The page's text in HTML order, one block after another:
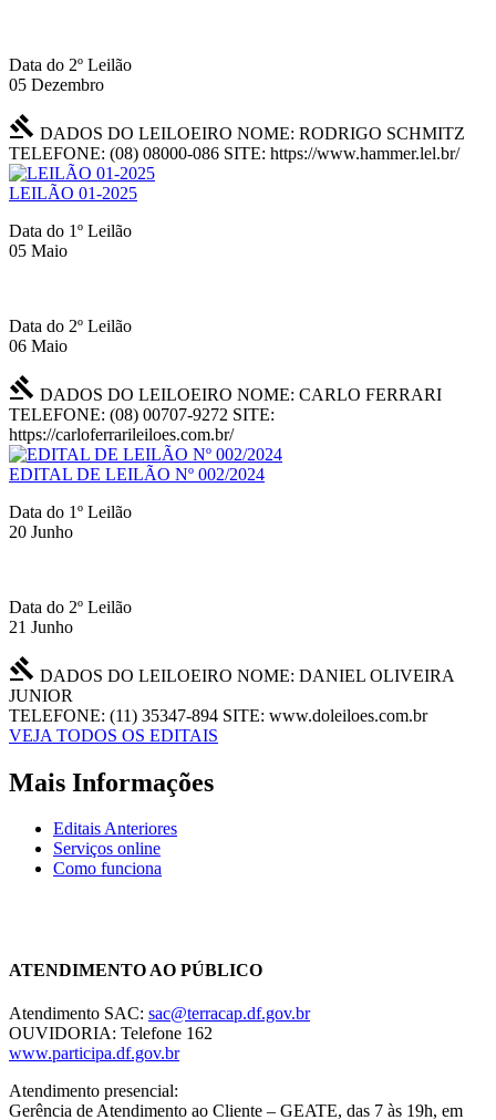
Data do 2º Leilão
05 Dezembro
gavel DADOS DO LEILOEIRO NOME: RODRIGO SCHMITZ
TELEFONE: (08) 08000-086 SITE: https://www.hammer.lel.br/
LEILÃO 01-2025
Data do 1º Leilão
05 Maio
Data do 2º Leilão
06 Maio
gavel DADOS DO LEILOEIRO NOME: CARLO FERRARI
TELEFONE: (08) 00707-9272 SITE:
https://carloferrarileiloes.com.br/
EDITAL DE LEILÃO Nº 002/2024
Data do 1º Leilão
20 Junho
Data do 2º Leilão
21 Junho
gavel DADOS DO LEILOEIRO NOME: DANIEL OLIVEIRA
JUNIOR
TELEFONE: (11) 35347-894 SITE: www.doleiloes.com.br
VEJA TODOS OS EDITAIS
Mais Informações
Editais Anteriores
Serviços online
Como funciona
ATENDIMENTO AO PÚBLICO
Atendimento SAC: sac@terracap.df.gov.br
OUVIDORIA: Telefone 162
www.participa.df.gov.br
Atendimento presencial:
Gerência de Atendimento ao Cliente – GEATE, das 7 às 19h, em